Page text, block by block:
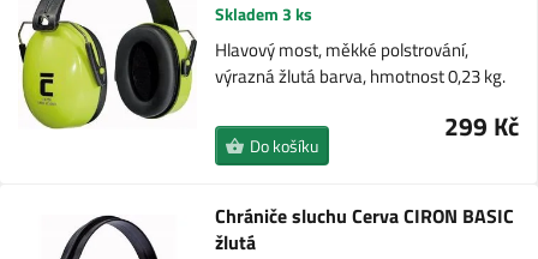
Skladem 3 ks
Hlavový most, měkké polstrování,
výrazná žlutá barva, hmotnost 0,23 kg.
299 Kč
Do košíku
Chrániče sluchu Cerva CIRON BASIC
žlutá